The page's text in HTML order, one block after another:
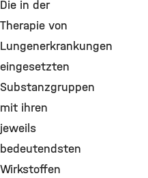
Die in der
Therapie von
Lungenerkrankungen
eingesetzten
Substanzgruppen
mit ihren
jeweils
bedeutendsten
Wirkstoffen